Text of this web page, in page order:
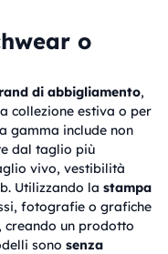
o
di abbigliamento,
collezione estiva o per
gamma include non
dal taglio più
vivo, vestibilità
Utilizzando la stampa
fotografie o grafiche
creando un prodotto
sono senza